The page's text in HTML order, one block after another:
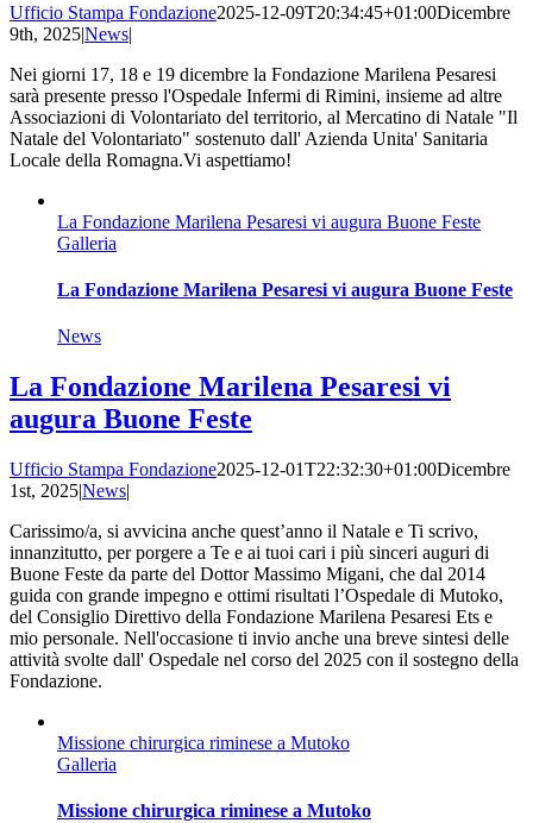
Ufficio Stampa Fondazione2025-12-09T20:34:45+01:00Dicembre
9th, 2025|News|
Nei giorni 17, 18 e 19 dicembre la Fondazione Marilena Pesaresi
sarà presente presso l'Ospedale Infermi di Rimini, insieme ad altre
Associazioni di Volontariato del territorio, al Mercatino di Natale "Il
Natale del Volontariato" sostenuto dall' Azienda Unita' Sanitaria
Locale della Romagna.Vi aspettiamo!
La Fondazione Marilena Pesaresi vi augura Buone Feste
Galleria
La Fondazione Marilena Pesaresi vi augura Buone Feste
News
La Fondazione Marilena Pesaresi vi
augura Buone Feste
Ufficio Stampa Fondazione2025-12-01T22:32:30+01:00Dicembre
1st, 2025|News|
Carissimo/a, si avvicina anche quest’anno il Natale e Ti scrivo,
innanzitutto, per porgere a Te e ai tuoi cari i più sinceri auguri di
Buone Feste da parte del Dottor Massimo Migani, che dal 2014
guida con grande impegno e ottimi risultati l’Ospedale di Mutoko,
del Consiglio Direttivo della Fondazione Marilena Pesaresi Ets e
mio personale. Nell'occasione ti invio anche una breve sintesi delle
attività svolte dall' Ospedale nel corso del 2025 con il sostegno della
Fondazione.
Missione chirurgica riminese a Mutoko
Galleria
Missione chirurgica riminese a Mutoko